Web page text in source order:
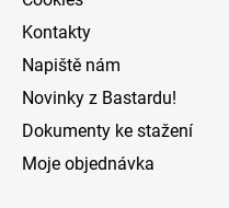
Kontakty
Napiště nám
Novinky z Bastardu!
Dokumenty ke stažení
Moje objednávka